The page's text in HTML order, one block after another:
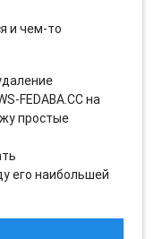
и чем-то
FEDABA.CC на
простые
его наибольшей